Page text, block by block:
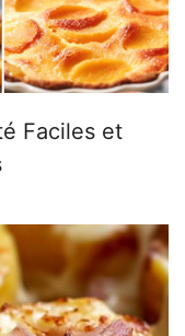
Faciles et